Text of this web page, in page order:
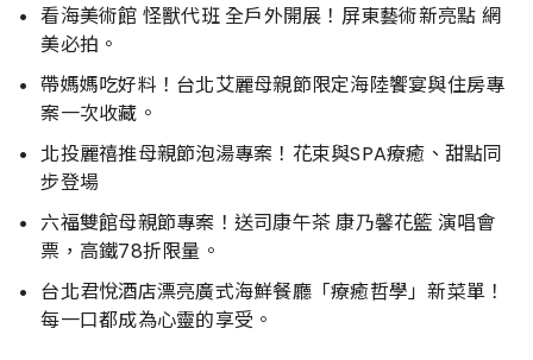
看海美術館 怪獸代班 全戶外開展！屏東藝術新亮點 網
美必拍。
帶媽媽吃好料！台北艾麗母親節限定海陸饗宴與住房專
案一次收藏。
北投麗禧推母親節泡湯專案！花束與SPA療癒、甜點同
步登場
六福雙館母親節專案！送司康午茶 康乃馨花籃 演唱會
票，高鐵78折限量。
台北君悅酒店漂亮廣式海鮮餐廳「療癒哲學」新菜單！
每一口都成為心靈的享受。